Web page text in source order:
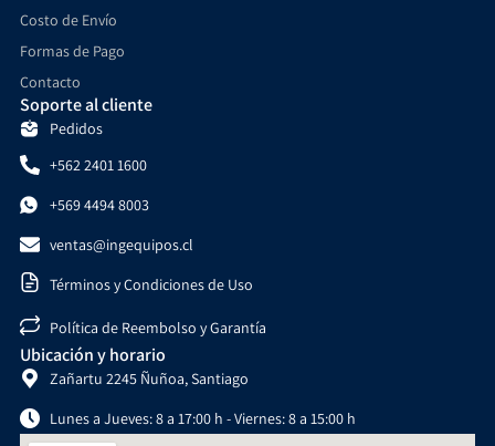
Costo de Envío
Formas de Pago
Contacto
Soporte al cliente
Pedidos
+562 2401 1600
+569 4494 8003
ventas@ingequipos.cl
Términos y Condiciones de Uso
Política de Reembolso y Garantía
Ubicación y horario
Zañartu 2245 Ñuñoa, Santiago
Lunes a Jueves: 8 a 17:00 h - Viernes: 8 a 15:00 h